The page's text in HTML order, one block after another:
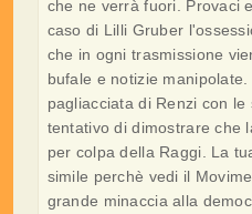
che ne verrà fuori. Provaci
caso di Lilli Gruber
che in ogni trasmissione
bufale e notizie
pagliacciata di Renzi con
tentativo di dimostrare che
per colpa della Raggi. La
simile perchè vedi il
grande minaccia alla